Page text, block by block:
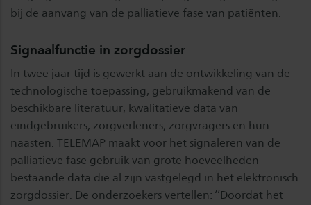
bij de aanvang van de palliatieve fase van patiënten.
Signaalfunctie in zorgdossier
In twee jaar tijd is gewerkt aan de ontwikkeling van de
technologische toepassing, gebruikmakend van de
beschikbare literatuur, kwalitatieve data van
eindgebruikers, zorgverleners, zorgvragers en hun
naasten. TELEMAP maakt voor het signaleren van de
palliatieve fase gebruik van grote hoeveelheden
bestaande data die al zijn vastgelegd in het elektronisch
zorgdossier. De onderzoekers vertellen: ‘’Doordat het